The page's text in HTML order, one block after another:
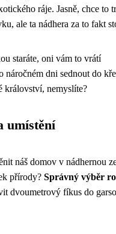
ráje. Jasně, chce to
ale ta nádhera za to fakt
staráte, oni vám to vrátí
náročném dni sednout do
království, nemyslíte?
umístění
náš domov v nádhernou
přírody? Správný výběr
dvoumetrový fíkus do